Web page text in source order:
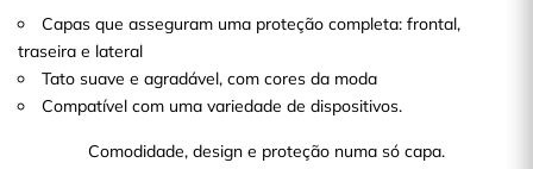
Capas que asseguram uma proteção completa: frontal,
traseira e lateral
Tato suave e agradável, com cores da moda
Compatível com uma variedade de dispositivos.
Comodidade, design e proteção numa só capa.